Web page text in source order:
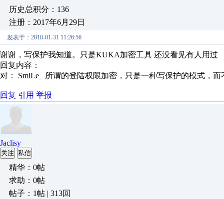
历史总积分：136
注册：2017年6月29日
发表于：2018-01-31 11:26:56
谢谢，写保护我知道。只是KUKA加密工具 还没看见有人用过
回复内容：
对： SmiLe_
所谓的登陆权限加密，只是一种写保护的模式，
回复 引用 举报
Jaclisy
关注 私信
精华：0帖
求助：0帖
帖子：1帖 | 313回